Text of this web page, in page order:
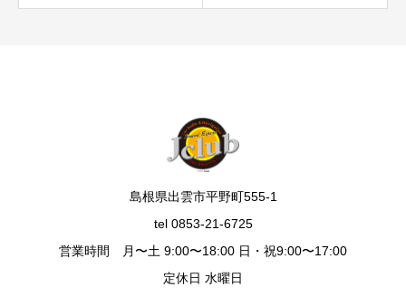
島根県出雲市平野町555-1
tel 0853-21-6725
営業時間 月〜土 9:00〜18:00 日・祝9:00〜17:00
定休日 水曜日